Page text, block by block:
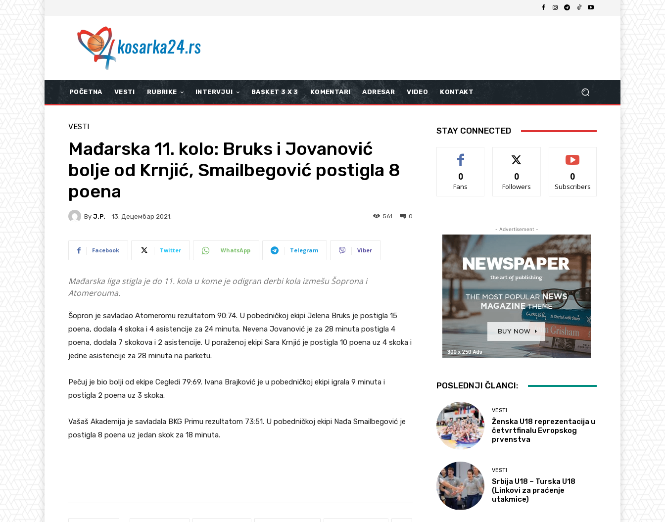
POČETNA VESTI RUBRIKE INTERVJUI BASKET 3 X 3 KOMENTARI ADRESAR VIDEO KONTAKT
VESTI
Mađarska 11. kolo: Bruks i Jovanović
bolje od Krnjić, Smailbegović postigla 8
poena
By J.P. 13. Децембар 2021. 0
561
Facebook Twitter WhatsApp Telegram Viber
Mađarska liga stigla je do 11. kola u kome je odigran derbi kola izmešu Šoprona i
Atomerouma.
Šopron je savladao Atomeromu rezultatom 90:74. U pobedničkoj ekipi Jelena Bruks je postigla 15
poena, dodala 4 skoka i 4 asistencije za 24 minuta. Nevena Jovanović je za 28 minuta postigla 4
poena, dodala 7 skokova i 2 asistencije. U poraženoj ekipi Sara Krnjić je postigla 10 poena uz 4 skoka i
jedne asistencije za 28 minuta na parketu.
Pečuj je bio bolji od ekipe Cegledi 79:69. Ivana Brajković je u pobedničkoj ekipi igrala 9 minuta i
postigla 2 poena uz 3 skoka.
Vašaš Akademija je savladala BKG Primu rezultatom 73:51. U pobedničkoj ekipi Nađa Smailbegović je
postigla 8 poena uz jedan skok za 18 minuta.
STAY CONNECTED
0
Fans
0
Followers
0
Subscribers
- Advertisement -
POSLEDNJI ČLANCI:
VESTI
Ženska U18 reprezentacija u
četvrtfinalu Evropskog
prvenstva
VESTI
Srbija U18 – Turska U18
(Linkovi za praćenje
utakmice)